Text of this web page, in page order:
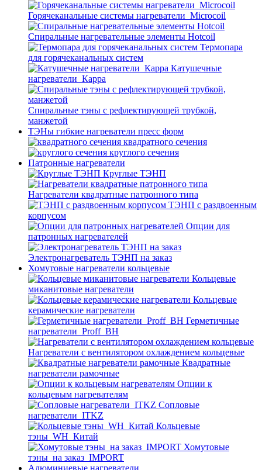
Горячеканальные системы нагреватели_Microcoil
Спиральные нагревательные элементы Hotcoil
Термопара
для горячеканальных систем
Катушечные
нагреватели_Карра
Спиральные тэны с рефлектирующей трубкой,
манжетой
ТЭНы гибкие нагреватели пресс форм
квадратного сечения
круглого сечения
Патронные нагреватели
Круглые ТЭНП
Нагреватели квадратные патронного типа
ТЭНП с раздвоенным
корпусом
Опции для
патронных нагревателей
Электронагреватель ТЭНП на заказ
Хомутовые нагреватели кольцевые
Кольцевые
миканитовые нагреватели
Кольцевые
керамические нагреватели
Герметичные
нагреватели_Proff_BH
Нагреватели с вентилятором охлаждением кольцевые
Квадратные
нагреватели рамочные
Опции к
кольцевым нагревателям
Cопловые
нагреватели_ITKZ
Кольцевые
тэны_WH_Китай
Хомутовые
тэны_на заказ_IMPORT
Алюминиевые нагреватели